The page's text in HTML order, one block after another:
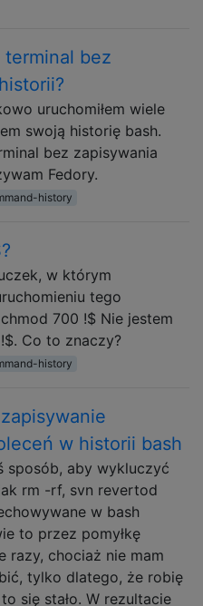
terminal bez
uruchomiłem wiele
swoją historię bash.
bez zapisywania
Fedory.
history
w którym
tego
700 !$ Nie jestem
Co to znaczy?
history
w historii bash
sposób, aby wykluczyć
rm -rf, svn revertod
w bash
to przez pomyłkę
razy, chociaż nie mam
tylko dlatego, że robię
się stało. W rezultacie